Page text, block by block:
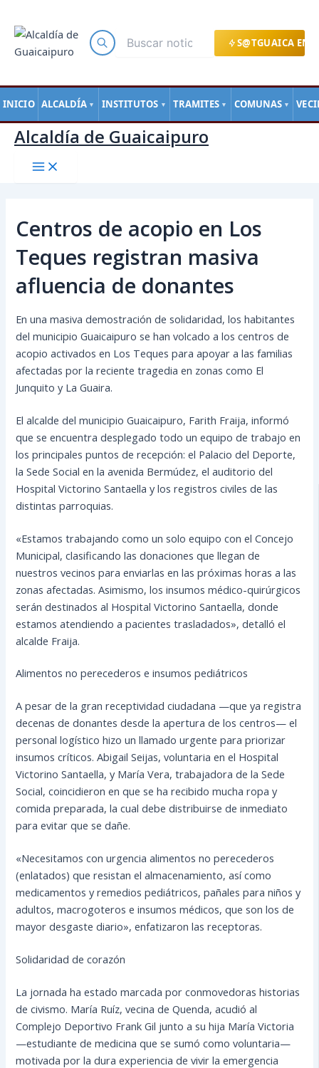
S@TGUAICA EN
INICIO ALCALDÍA ▼ INSTITUTOS ▼ TRAMITES ▼ COMUNAS ▼
contenido
Alcaldía de Guaicaipuro
Centros de acopio en Los
Teques registran masiva
afluencia de donantes
En una masiva demostración de solidaridad, los habitantes
del municipio Guaicaipuro se han volcado a los centros de
acopio activados en Los Teques para apoyar a las familias
afectadas por la reciente tragedia en zonas como El
Junquito y La Guaira.
El alcalde del municipio Guaicaipuro, Farith Fraija, informó
que se encuentra desplegado todo un equipo de trabajo en
los principales puntos de recepción: el Palacio del Deporte,
la Sede Social en la avenida Bermúdez, el auditorio del
Hospital Victorino Santaella y los registros civiles de las
distintas parroquias.
«Estamos trabajando como un solo equipo con el Concejo
Municipal, clasificando las donaciones que llegan de
nuestros vecinos para enviarlas en las próximas horas a las
zonas afectadas. Asimismo, los insumos médico-quirúrgicos
serán destinados al Hospital Victorino Santaella, donde
estamos atendiendo a pacientes trasladados», detalló el
alcalde Fraija.
Alimentos no perecederos e insumos pediátricos
A pesar de la gran receptividad ciudadana —que ya registra
decenas de donantes desde la apertura de los centros— el
personal logístico hizo un llamado urgente para priorizar
insumos críticos. Abigail Seijas, voluntaria en el Hospital
Victorino Santaella, y María Vera, trabajadora de la Sede
Social, coincidieron en que se ha recibido mucha ropa y
comida preparada, la cual debe distribuirse de inmediato
para evitar que se dañe.
«Necesitamos con urgencia alimentos no perecederos
(enlatados) que resistan el almacenamiento, así como
medicamentos y remedios pediátricos, pañales para niños y
adultos, macrogoteros e insumos médicos, que son los de
mayor desgaste diario», enfatizaron las receptoras.
Solidaridad de corazón
La jornada ha estado marcada por conmovedoras historias
de civismo. María Ruíz, vecina de Quenda, acudió al
Complejo Deportivo Frank Gil junto a su hija María Victoria
—estudiante de medicina que se sumó como voluntaria—
motivada por la dura experiencia de vivir la emergencia
de
entradas